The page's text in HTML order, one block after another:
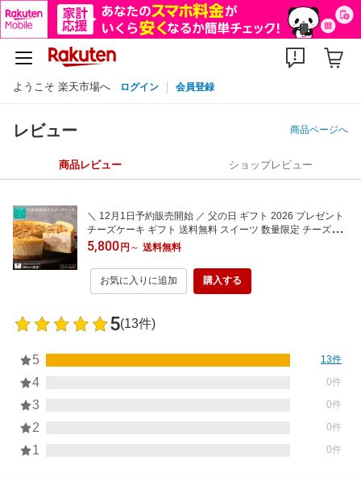
ようこそ 楽天市場へ ログイン 会員登録
レビュー 商品ページへ
商品レビュー ショップレビュー
＼ 12月1日予約販売開始 ／ 父の日 ギフト 2026 プレゼント
チーズケーキ ギフト 送料無料 スイーツ 数量限定 チーズケ
ーキ ピーナツ ピーナッツバター 粒入り 落花生 国産 ベイク
ドチーズケーキ 冷凍 ケーキ 4号 お取り寄せ グルメ 食べ物
お中元
5,800円 ～ 送料無料
お気に入りに追加 購入する
5(13件)
5 13件
4 0件
3 0件
2 0件
1 0件